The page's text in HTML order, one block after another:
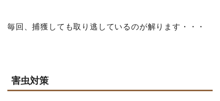
毎回、捕獲しても取り逃しているのが解ります・・・
害虫対策